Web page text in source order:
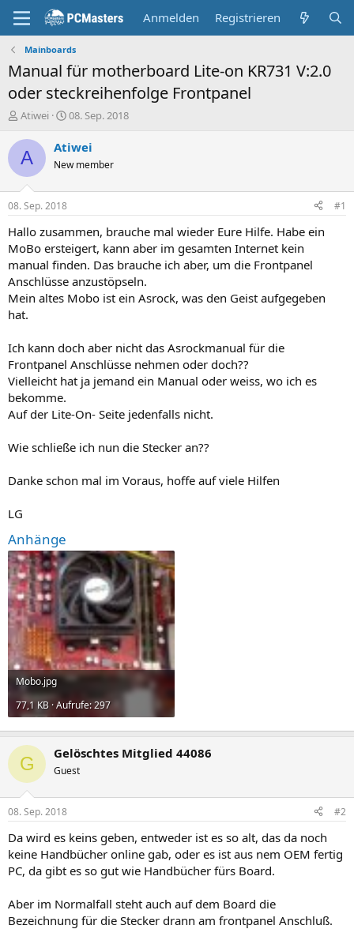
Anmelden Registrieren
Mainboards
Manual für motherboard Lite-on KR731 V:2.0
oder steckreihenfolge Frontpanel
E
s
t
e
r
Atiwei
E
s
e
t
a
m
08. Sep. 2018
A Atiwei
New member
08. Sep. 2018 #1
Hallo zusammen, brauche mal wieder Eure Hilfe. Habe ein
MoBo ersteigert, kann aber im gesamten Internet kein
manual finden. Das brauche ich aber, um die Frontpanel
Anschlüsse anzustöpseln.
Mein altes Mobo ist ein Asrock, was den Geist aufgegeben
hat.
Ich kann doch aber nicht das Asrockmanual für die
Frontpanel Anschlüsse nehmen oder doch??
Vielleicht hat ja jemand ein Manual oder weiss, wo ich es
bekomme.
Auf der Lite-On- Seite jedenfalls nicht.
Wie schließe ich nun die Stecker an??
Danke schon mal im Voraus, hoffe auf viele Hilfen
LG
Anhänge
Mobo.jpg
77,1 KB · Aufrufe: 297
G Gelöschtes Mitglied 44086
Guest
08. Sep. 2018 #2
Da wird es keins geben, entweder ist es so alt, das da noch
keine Handbücher online gab, oder es ist aus nem OEM fertig
PC, da gibt es so gut wie Handbücher fürs Board.
Aber im Normalfall steht auch auf dem Board die
Bezeichnung für die Stecker drann am frontpanel Anschluß.